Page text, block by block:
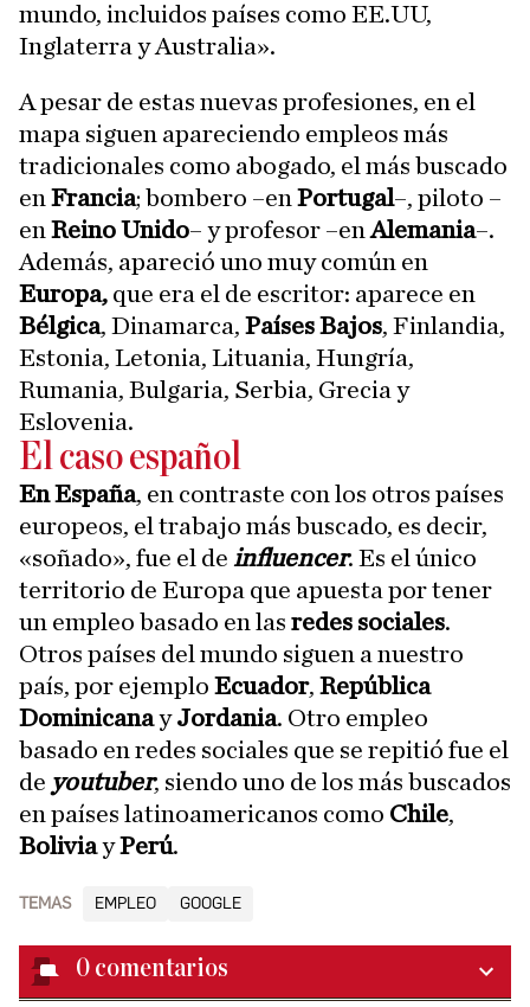
mundo, incluidos países como EE.UU,
Inglaterra y Australia».
A pesar de estas nuevas profesiones, en el
mapa siguen apareciendo empleos más
tradicionales como abogado, el más buscado
en Francia; bombero –en Portugal–, piloto –
en Reino Unido– y profesor –enAlemania–.
Además, apareció uno muy común en
Europa, que era el de escritor: aparece en
Bélgica, Dinamarca, Países Bajos, Finlandia,
Estonia, Letonia, Lituania, Hungría,
Rumania, Bulgaria, Serbia, Grecia y
Eslovenia.
El caso español
En España, en contraste con los otros países
europeos, el trabajo más buscado, es decir,
«soñado», fue el de influencer. Es el único
territorio de Europa que apuesta por tener
un empleo basado en las redes sociales.
Otros países del mundo siguen a nuestro
país, por ejemplo Ecuador, República
DominicanayJordania. Otro empleo
basado en redes sociales que se repitió fue el
de youtuber, siendo uno de los más buscados
en países latinoamericanos como Chile,
BoliviayPerú.
TEMAS EMPLEO GOOGLE
0 comentarios